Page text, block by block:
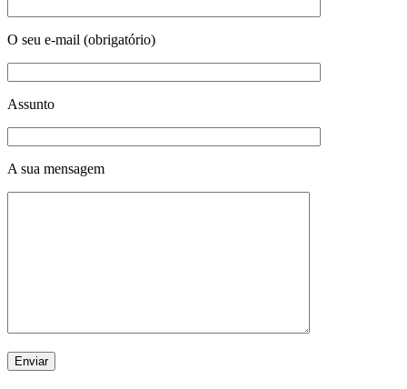
O seu e-mail (obrigatório)
Assunto
A sua mensagem